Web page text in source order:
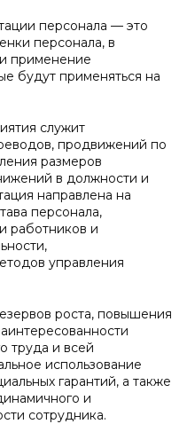
персонала — это
персонала, в
применение
будут применяться на
служит
продвижений по
размеров
в должности и
направлена на
персонала,
работников и
управления
роста, повышения
труда и всей
использование
гарантий, а также
и
сотрудника.